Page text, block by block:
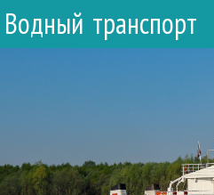
Водный транспорт